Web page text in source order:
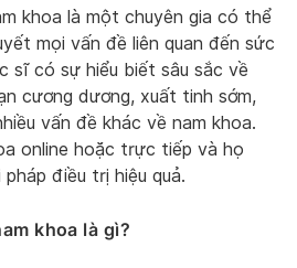
khoa là một chuyên gia có thể
mọi vấn đề liên quan đến sức
sĩ có sự hiểu biết sâu sắc về
cương dương, xuất tinh sớm,
vấn đề khác về nam khoa.
online hoặc trực tiếp và họ
điều trị hiệu quả.
khoa là gì?